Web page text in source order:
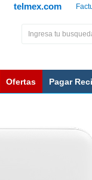
telmex.com
Ofertas Pagar